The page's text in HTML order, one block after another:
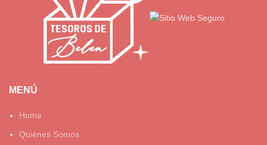
MENÚ
Home
Quiénes Somos